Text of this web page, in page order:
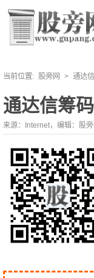
当前位置: 股旁网 > 通达
通达信筹
来源：Internet，编辑：股